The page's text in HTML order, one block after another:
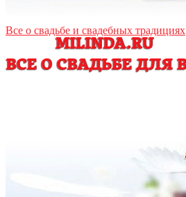
Все о свадьбе и свадебных традициях